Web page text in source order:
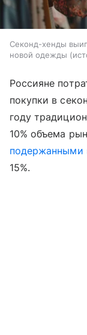
Секонд-хенды
новой одежды
Россияне
покупки в
году
10% объема
подержанными
15%.